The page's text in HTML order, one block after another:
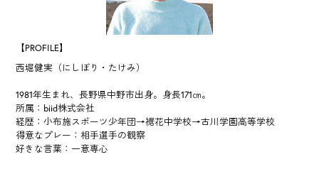
【PROFILE】
西堀健実（にしぼり・たけみ）
1981年生まれ、長野県中野市出身。身長171㎝。
所属：biid株式会社
経歴：小布施スポーツ少年団→裾花中学校→古川学園高等学校
得意なプレー：相手選手の観察
好きな言葉：一意専心